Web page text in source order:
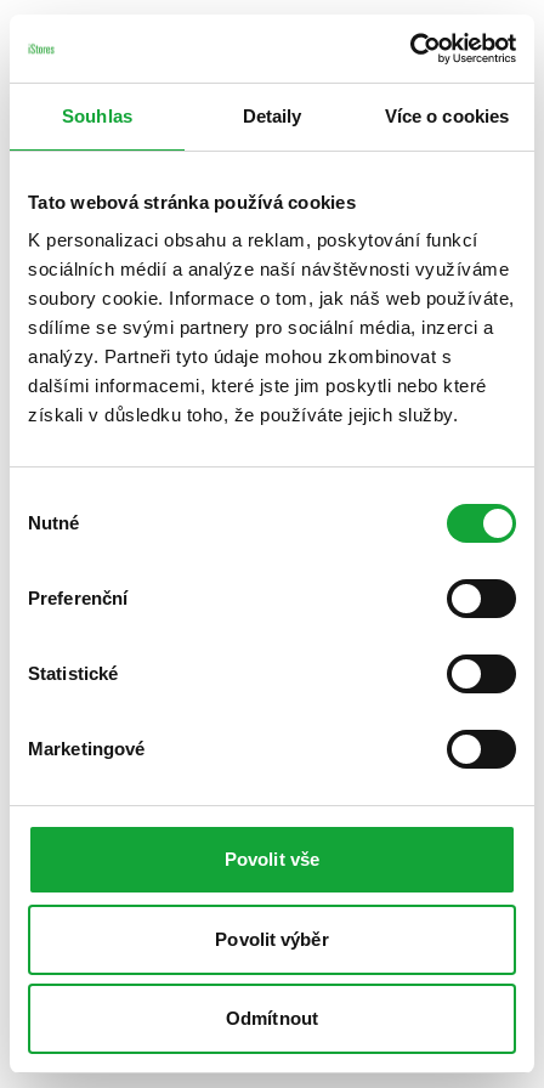
Souhlas Detaily Více o cookies
Tato webová stránka používá cookies
K personalizaci obsahu a reklam, poskytování funkcí
sociálních médií a analýze naší návštěvnosti využíváme
soubory cookie. Informace o tom, jak náš web používáte,
sdílíme se svými partnery pro sociální média, inzerci a
analýzy. Partneři tyto údaje mohou zkombinovat s
dalšími informacemi, které jste jim poskytli nebo které
získali v důsledku toho, že používáte jejich služby.
souhlasu
Nutné
Preferenční
Statistické
Marketingové
Povolit vše
Povolit výběr
Odmítnout